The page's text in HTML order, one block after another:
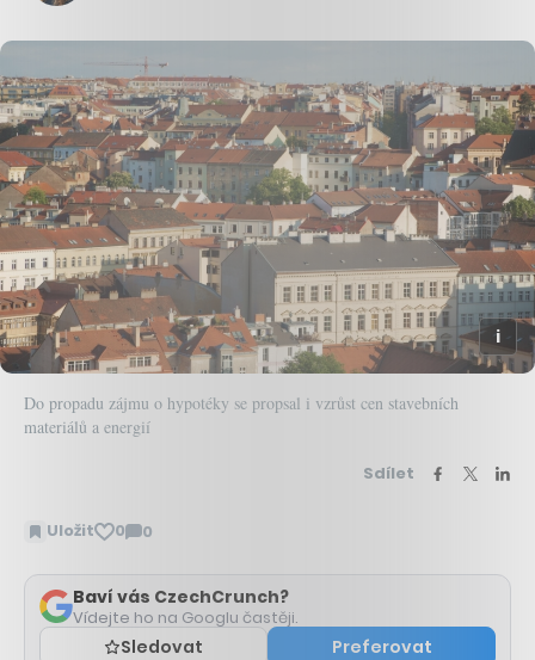
Do propadu zájmu o hypotéky se propsal i vzrůst cen stavebních
materiálů a energií
Sdílet
Uložit 0 0
Zobrazit
Baví vás CzechCrunch?
Vídejte ho na Googlu častěji.
Sledovat Preferovat